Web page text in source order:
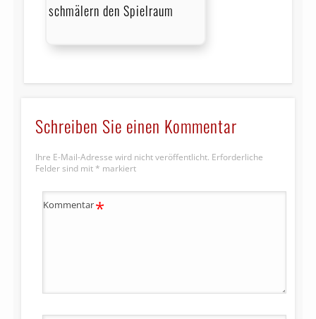
schmälern den Spielraum
Schreiben Sie einen Kommentar
Ihre E-Mail-Adresse wird nicht veröffentlicht. Erforderliche
Felder sind mit * markiert
Kommentar*